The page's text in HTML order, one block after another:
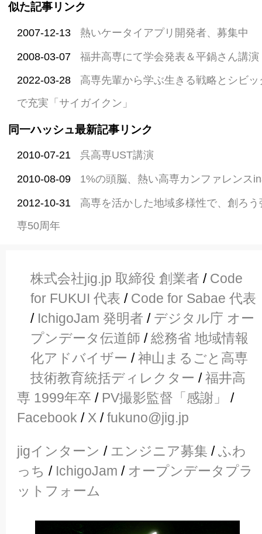
似た記事リンク
2007-12-13 熱いケータイアプリ開発者、募集中
2008-03-07 福井高専にて学会発表＆平鍋さん講演
2022-03-28
高専先輩から学ぶ生きる戦略とシビ
で充実「サイガイクン」
同一ハッシュ最新記事リンク
2010-07-21 呉高専UST講演
2010-08-09 1%の頭脳、熱い高専カンファレンス
2012-10-31
高専を活かした地域多様性で、創ろ
専50周年
株式会社jig.jp 取締役 創業者 / Code
for FUKUI 代表 / Code for Sabae 代表
/ IchigoJam 発明者 / デジタル庁 オー
プンデータ伝道師 /総務省 地域情報
化アドバイザー /神山まるごと高専
技術教育統括ディレクター /福井高
専 1999年卒 / PV撮影監督「感謝」
/
Facebook / X /fukuno@jig.jp
jigインターン / エンジニア募集 /ふわ
っち / IchigoJam / オープンデータプラ
ットフォーム